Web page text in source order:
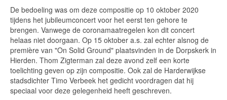
De bedoeling was om deze compositie op 10 oktober 2020
tijdens het jubileumconcert voor het eerst ten gehore te
brengen. Vanwege de coronamaatregelen kon dit concert
helaas niet doorgaan. Op 15 oktober a.s. zal echter alsnog de
première van "On Solid Ground" plaatsvinden in de Dorpskerk in
Hierden. Thom Zigterman zal deze avond zelf een korte
toelichting geven op zijn compositie. Ook zal de Harderwijkse
stadsdichter Timo Verbeek het gedicht voordragen dat hij
speciaal voor deze gelegenheid heeft geschreven.